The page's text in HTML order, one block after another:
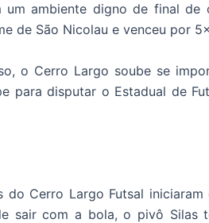
ambiente digno de final de
de São Nicolau e venceu por
o Cerro Largo soube se
disputar o Estadual de
Cerro Largo Futsal
sair com a bola, o pivô Silas